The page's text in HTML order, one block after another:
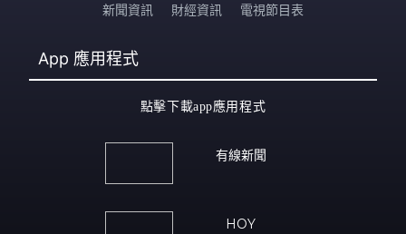
新聞資訊 財經資訊 電視節目表
App 應用程式
點擊下載app應用程式
有線新聞
HOY